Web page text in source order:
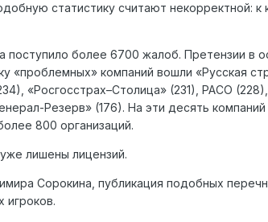
статистику считают некорректной: к
более 6700 жалоб. Претензии в
компаний вошли «Русская
«Росгосстрах–Столица» (231), РАСО
Резерв» (176). На эти десять
800 организаций.
лишены лицензий.
Сорокина, публикация подобных
игроков.